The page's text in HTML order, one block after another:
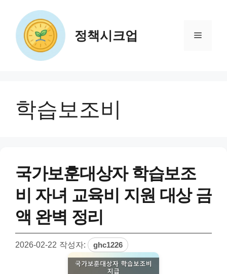
정책시크업 메
학습보조비
국가보훈대상자 학습보조
비 자녀 교육비 지원 대상 금
액 완벽 정리
2026-02-22 작성자: ghc1226